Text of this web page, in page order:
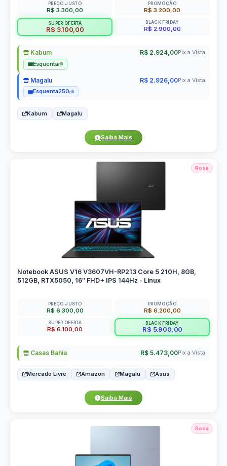
PREÇO JUSTO
R$ 3.300,00
PROMOÇÃO
R$ 3.200,00
SUPER OFERTA
R$ 3.100,00
BLACK FRIDAY
R$ 2.900,00
Kabum R$ 2.924,00Pix a Vista
Esquenta
Magalu R$ 2.926,00Pix a Vista
Esquenta250
Kabum Magalu
Saiba Mais
Rosa
Notebook ASUS V16 V3607VH-RP213 Core 5 210H, 8GB,
512GB, RTX5050, 16″ FHD+ IPS 144Hz - Linux
PREÇO JUSTO
R$ 6.300,00
PROMOÇÃO
R$ 6.200,00
SUPER OFERTA
R$ 6.100,00
BLACK FRIDAY
R$ 5.900,00
Casas Bahia R$ 5.473,00Pix a Vista
Mercado Livre Amazon Magalu Asus
Saiba Mais
Rosa